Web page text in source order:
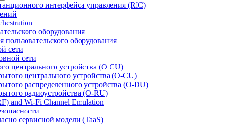
интерфейса управления (RIC)
оборудования
пользовательского оборудования
сети
сети
центрального устройства (O-CU)
центрального устройства (O-CU)
распределенного устройства (O-DU)
радиоустройства (O-RU)
and Wi-Fi Channel Emulation
сервисной модели (TaaS)